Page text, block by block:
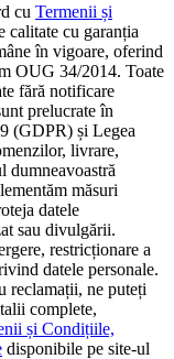
cu Termenii și
calitate cu garanția
în vigoare, oferind
OUG 34/2014. Toate
fără notificare
prelucrate în
(GDPR) și Legea
livrare,
dumneavoastră
măsuri
datele
sau divulgării.
restricționare a
datele personale.
reclamații, ne puteți
complete,
și Condițiile,
disponibile pe site-ul